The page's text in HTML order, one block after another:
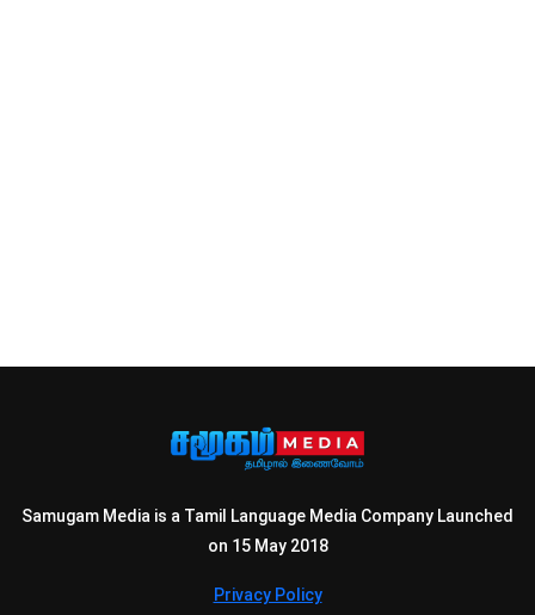
Samugam Media is a Tamil Language Media Company Launched
on 15 May 2018
Privacy Policy